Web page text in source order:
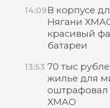
14:09В корпусе
Нягани
красивый
батареи
13:53 70 тыс
жилье для
оштрафовал
ХМАО